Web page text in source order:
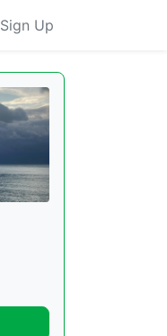
Sign Up